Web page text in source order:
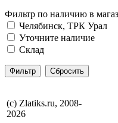
Фильтр по наличию в
Челябинск, ТРК Урал
Уточните наличие
Склад
(с) Zlatiks.ru, 2008-
2026